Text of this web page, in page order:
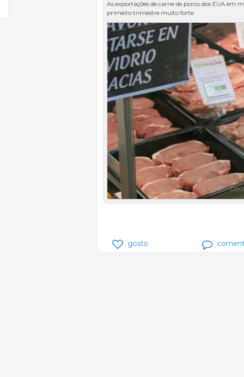
As exportações de carne de porco dos EUA em
primeiro trimestre muito forte.
gosto